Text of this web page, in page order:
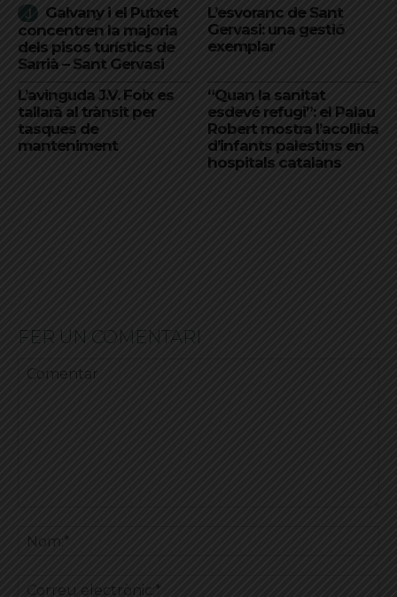
Galvany i el Putxet
concentren la majoria
dels pisos turístics de
Sarrià – Sant Gervasi
L’esvoranc de Sant
Gervasi: una gestió
exemplar
L’avinguda J.V. Foix es
tallarà al trànsit per
tasques de
manteniment
“Quan la sanitat
esdevé refugi”: el Palau
Robert mostra l’acollida
d’infants palestins en
hospitals catalans
FER UN COMENTARI